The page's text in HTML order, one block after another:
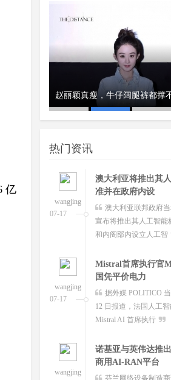
亿
赵丽颖真瘦，牛仔阔腿裤都撑
热门资讯
这个月会有多款国
型发布，除了DeepSeek
外，最受关注的当属月
wangjing
澳大利亚将推出其人
准并在政府内设
07-17
wangjing
Mistral首席执行官
国凭平价电力
据外媒 POLITICO
12 日报道，法国人工
Mistral AI 首席执行
07-17
wangjing
诺基亚与英伟达推
商用AI-RAN平台
芬兰网络设备制造
示，公司已与英伟达共
首个商用人工智能驱动的
wangjing
谷歌Google Vids新
功能：你也可